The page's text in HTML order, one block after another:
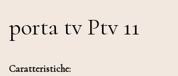
porta tv Ptv 11
Caratteristiche: